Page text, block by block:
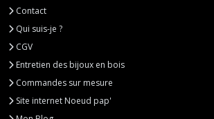
Contact
Qui suis-je ?
CGV
Entretien des bijoux en bois
Commandes sur mesure
Site internet Noeud pap'